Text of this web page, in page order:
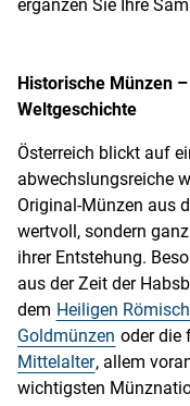
ergänzen Sie Ihre
Historische Münzen
Weltgeschichte
Österreich blickt auf
abwechslungsreiche
Original-Münzen aus
wertvoll, sondern
ihrer Entstehung.
aus der Zeit der
dem Heiligen
Goldmünzen oder die
Mittelalter, allem
wichtigsten